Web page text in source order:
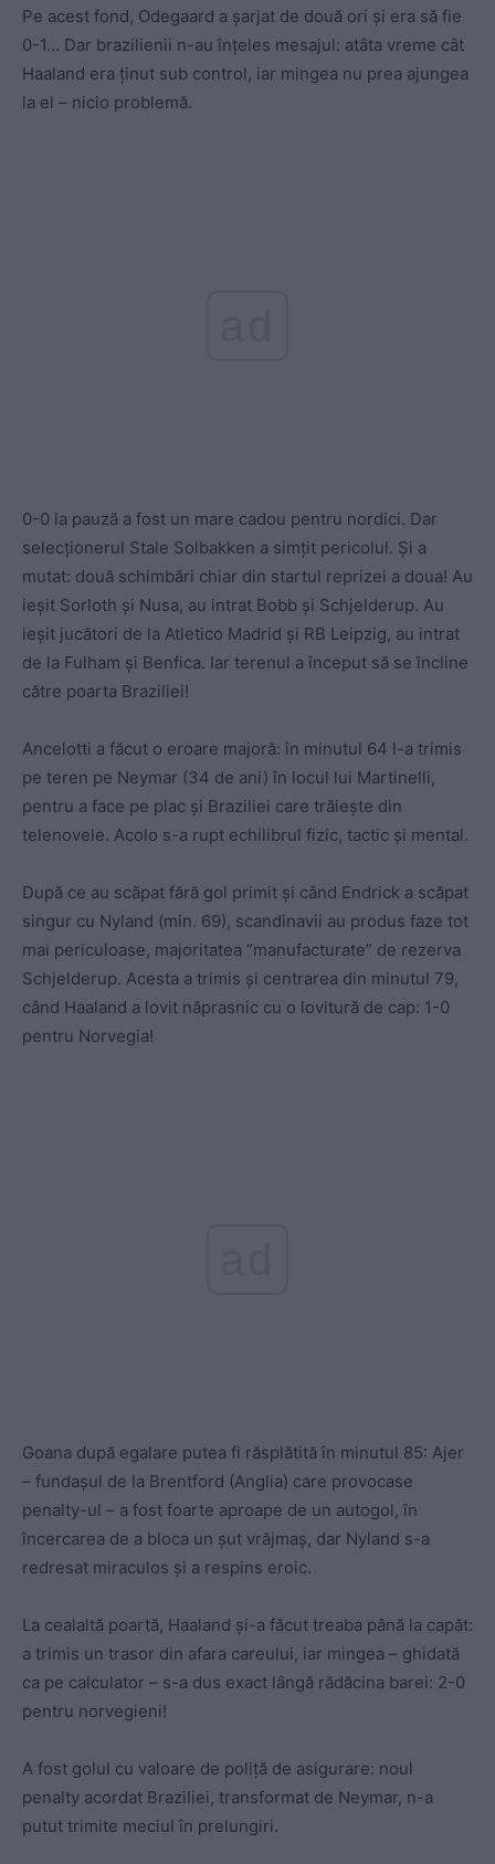
Pe acest fond, Odegaard a șarjat de două ori și era să fie
0-1… Dar brazilienii n-au înțeles mesajul: atâta vreme cât
Haaland era ținut sub control, iar mingea nu prea ajungea
la el – nicio problemă.
0-0 la pauză a fost un mare cadou pentru nordici. Dar
selecționerul Stale Solbakken a simțit pericolul. Și a
mutat: două schimbări chiar din startul reprizei a doua! Au
ieșit Sorloth și Nusa, au intrat Bobb și Schjelderup. Au
ieșit jucători de la Atletico Madrid și RB Leipzig, au intrat
de la Fulham și Benfica. Iar terenul a început să se încline
către poarta Braziliei!
Ancelotti a făcut o eroare majoră: în minutul 64 l-a trimis
pe teren pe Neymar (34 de ani) în locul lui Martinelli,
pentru a face pe plac și Braziliei care trăiește din
telenovele. Acolo s-a rupt echilibrul fizic, tactic și mental.
După ce au scăpat fără gol primit și când Endrick a scăpat
singur cu Nyland (min. 69), scandinavii au produs faze tot
mai periculoase, majoritatea ”manufacturate” de rezerva
Schjelderup. Acesta a trimis și centrarea din minutul 79,
când Haaland a lovit năprasnic cu o lovitură de cap: 1-0
pentru Norvegia!
Goana după egalare putea fi răsplătită în minutul 85: Ajer
– fundașul de la Brentford (Anglia) care provocase
penalty-ul – a fost foarte aproape de un autogol, în
încercarea de a bloca un șut vrăjmaș, dar Nyland s-a
redresat miraculos și a respins eroic.
La cealaltă poartă, Haaland și-a făcut treaba până la capăt:
a trimis un trasor din afara careului, iar mingea – ghidată
ca pe calculator – s-a dus exact lângă rădăcina barei: 2-0
pentru norvegieni!
A fost golul cu valoare de poliță de asigurare: noul
penalty acordat Braziliei, transformat de Neymar, n-a
putut trimite meciul în prelungiri.